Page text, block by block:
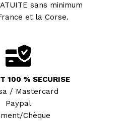
sans minimum
et la Corse.
100 % SECURISE
/ Mastercard
Paypal
Chèque